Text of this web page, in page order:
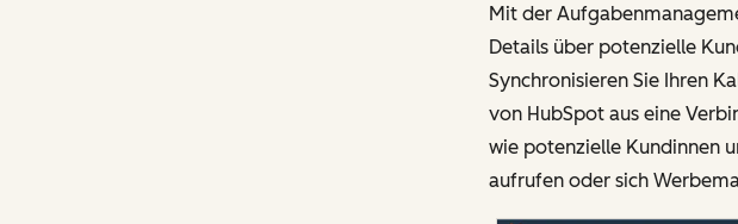
Mit der
Details über potenzielle
Synchronisieren Sie Ihren
von HubSpot aus eine
wie potenzielle Kundinnen
aufrufen oder sich